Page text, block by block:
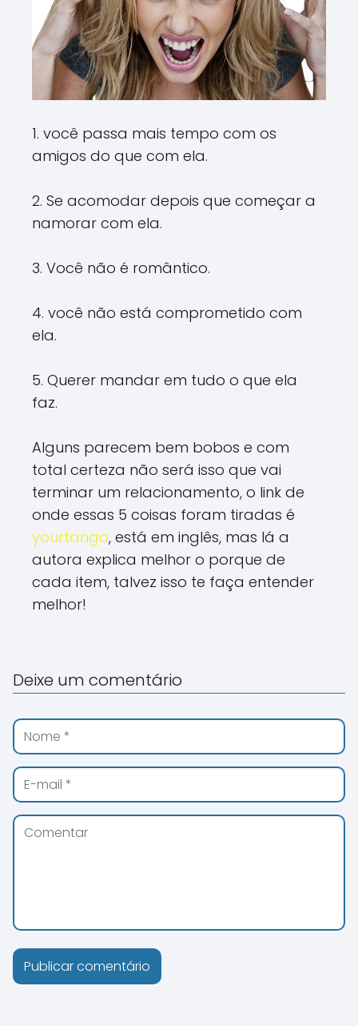
1. você passa mais tempo com os
amigos do que com ela.
2. Se acomodar depois que começar a
namorar com ela.
3. Você não é romântico.
4. você não está comprometido com
ela.
5. Querer mandar em tudo o que ela
faz.
Alguns parecem bem bobos e com
total certeza não será isso que vai
terminar um relacionamento, o link de
onde essas 5 coisas foram tiradas é
yourtango, está em inglês, mas lá a
autora explica melhor o porque de
cada item, talvez isso te faça entender
melhor!
Deixe um comentário